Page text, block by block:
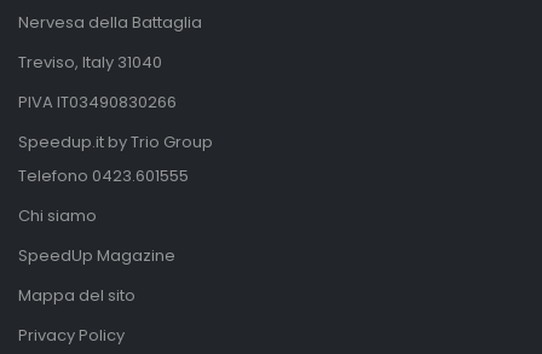
Nervesa della Battaglia
Treviso, Italy 31040
PIVA IT03490830266
Speedup.it by Trio Group
Telefono 0423.601555
Chi siamo
SpeedUp Magazine
Mappa del sito
Privacy Policy